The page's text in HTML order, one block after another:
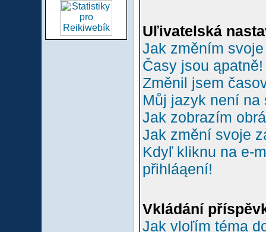
Uľivatelská
Jak změním
Časy jsou ąpatně!
Změnil jsem
Můj jazyk není na
Jak zobrazím
Jak změní svoje
Kdyľ kliknu na e-
přihláąení!
Vkládání
Jak vloľím téma